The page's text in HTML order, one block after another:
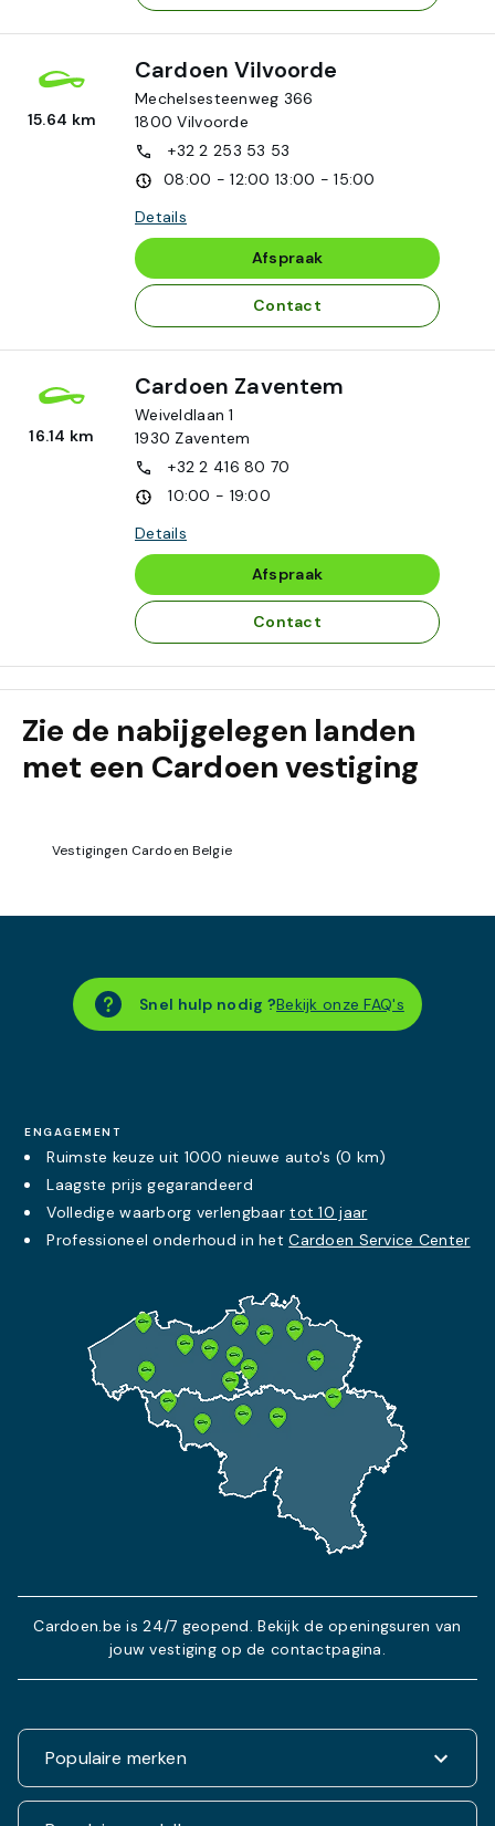
15.64 km
Cardoen Vilvoorde
Mechelsesteenweg 366
1800Vilvoorde
+32 2 253 53 53
08:00 - 12:00 13:00 - 15:00
Details
Afspraak
Contact
16.14 km
Cardoen Zaventem
Weiveldlaan 1
1930 Zaventem
+32 2 416 80 70
10:00 - 19:00
Details
Afspraak
Contact
Zie de nabijgelegen landen
met een Cardoen vestiging
Vestigingen Cardoen Belgie
Snel hulp nodig ?Bekijk onze FAQ's
ENGAGEMENT
Ruimste keuze uit 1000 nieuwe auto's (0 km)
Laagste prijs gegarandeerd
Volledige waarborg verlengbaartot 10 jaar
Professioneel onderhoud in hetCardoen Service Center
Populaire merken
Cardoen.be is 24/7 geopend. Bekijk de openingsuren van
jouw vestiging op de contactpagina.